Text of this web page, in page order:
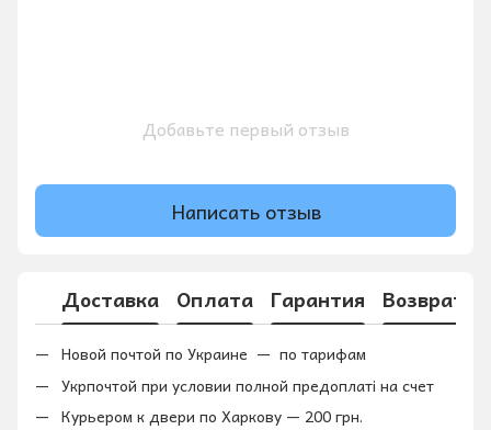
Добавьте первый отзыв
Написать отзыв
Доставка Оплата Гарантия Возврат
Новой почтой по Украине — по тарифам
Укрпочтой при условии полной предоплаті на счет
Курьером к двери по Харкову — 200 грн.